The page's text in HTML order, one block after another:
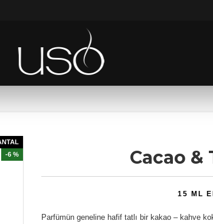
-6 %
Cacao &
Parfümün geneline hafif tatlı bir kakao – kahve
15 ML